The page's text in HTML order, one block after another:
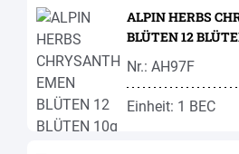
ALPIN HERBS
BLÜTEN 12
Nr.: AH97F
Einheit: 1 BEC